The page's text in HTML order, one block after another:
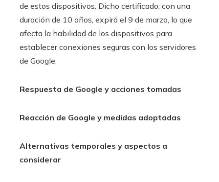
de estos dispositivos. Dicho certificado, con una
duración de 10 años, expiró el 9 de marzo, lo que
afecta la habilidad de los dispositivos para
establecer conexiones seguras con los servidores
de Google.
Respuesta de Google y acciones tomadas
Reacción de Google y medidas adoptadas
Alternativas temporales y aspectos a
considerar